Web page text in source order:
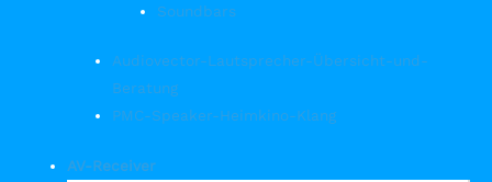
Soundbars
Audiovector-Lautsprecher-Übersicht-und-
Beratung
PMC-Speaker-Heimkino-Klang
AV-Receiver